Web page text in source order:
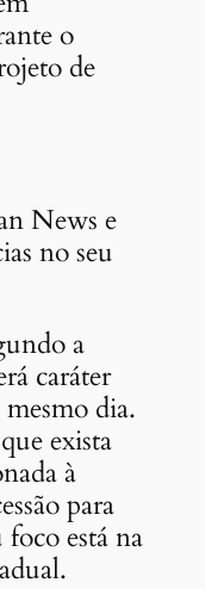
o
de
News e
no seu
a
caráter
dia.
exista
à
para
está na